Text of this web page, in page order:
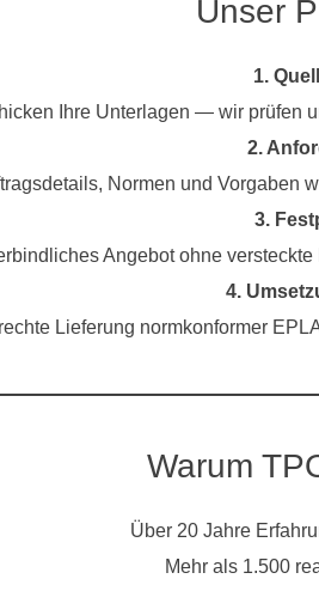
Unser
1.
Ihre Unterlagen — wir prüfen
2.
Normen und Vorgaben
3.
Angebot ohne
4.
Lieferung normkonformer
Warum
Über 20 Jahre
Mehr als 1.500